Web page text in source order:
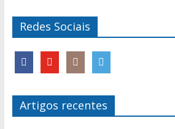
Redes Sociais
Artigos recentes